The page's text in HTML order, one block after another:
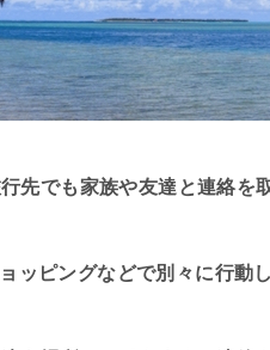
先でも家族や友達と連絡を
ッピングなどで別々に行動